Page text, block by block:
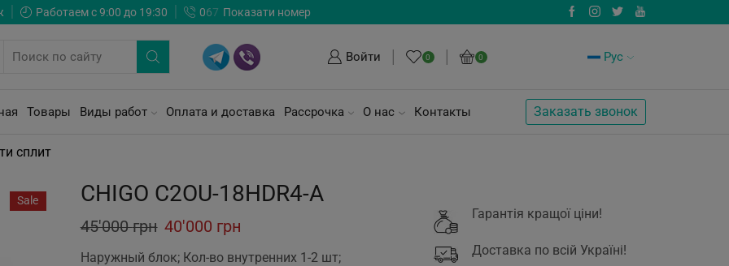
Работаем с 9:00 до 19:30 067 Показати номер
Войти 0 0 Рус
Товары Виды работ Оплата и доставка Рассрочка О нас Контакты Заказать звонок
сплит
Sale CHIGO C2OU-18HDR4-A
45'000грн Original
price
40'000 грн
price
Наружный блок; Кол-во внутренних 1-2 шт;
Гарантія кращої ціни!
Доставка по всій Україні!